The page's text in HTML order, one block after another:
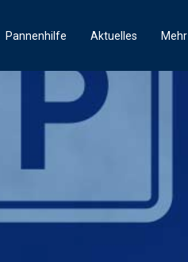
Pannenhilfe Aktuelles Mehr